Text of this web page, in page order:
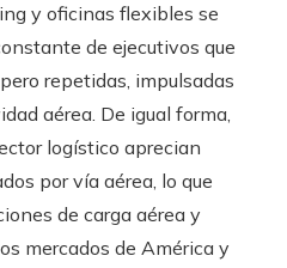
y oficinas flexibles se
de ejecutivos que
repetidas, impulsadas
aérea. De igual forma,
logístico aprecian
por vía aérea, lo que
de carga aérea y
mercados de América y